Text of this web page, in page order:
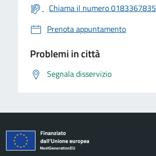
Chiama il numero 0183367835
Prenota appuntamento
Problemi in città
Segnala disservizio